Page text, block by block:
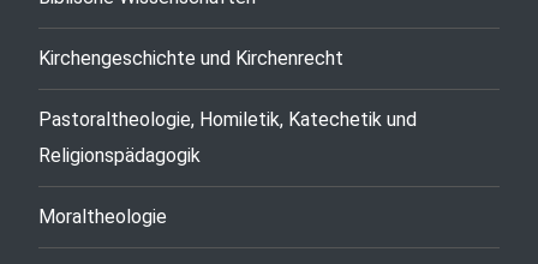
Kirchengeschichte und Kirchenrecht
Pastoraltheologie, Homiletik, Katechetik und
Religionspädagogik
Moraltheologie